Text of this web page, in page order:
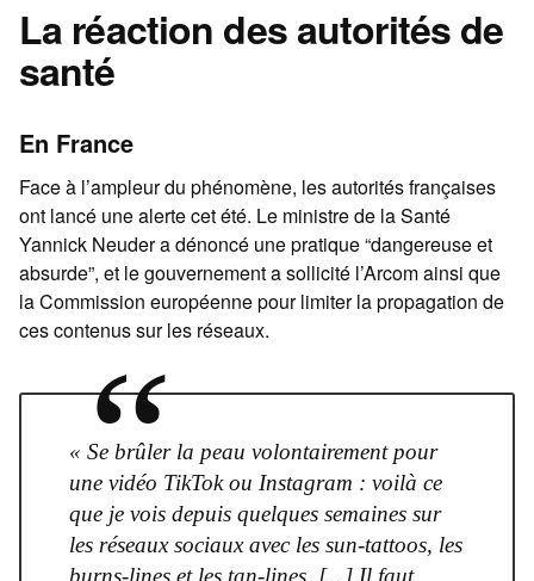
La réaction des autorités de
santé
En France
Face à l’ampleur du phénomène, les autorités françaises
ont lancé une alerte cet été. Le ministre de la Santé
Yannick Neuder a dénoncé une pratique “dangereuse et
absurde”, et le gouvernement a sollicité l’Arcom ainsi que
la Commission européenne pour limiter la propagation de
ces contenus sur les réseaux.
“
« Se brûler la peau volontairement pour
une vidéo TikTok ou Instagram : voilà ce
que je vois depuis quelques semaines sur
les réseaux sociaux avec les sun-tattoos, les
burns-lines et les tan-lines. [...] Il faut